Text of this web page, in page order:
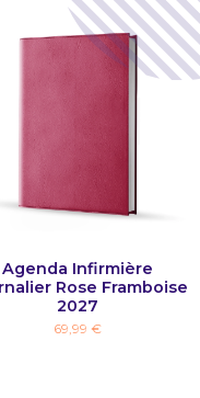
Agenda Infirmière
Rose Framboise
2027
69,99 €